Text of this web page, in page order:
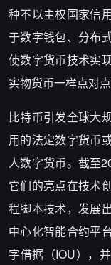
种不以主权国家信
于数字钱包、分布
使数字货币技术实
实物货币一样点对
比特币引发全球大
用的法定数字货币
人数字货币。截至
它们的亮点在技术
程脚本技术，发展
中心化智能合约平
字借据（IOU），